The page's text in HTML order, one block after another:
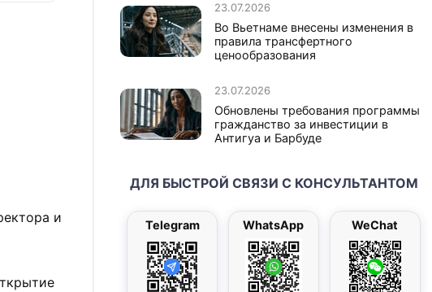
и
23.07.2026
Во Вьетнаме внесены изменения в
правила трансфертного
ценообразования
23.07.2026
Обновлены требования программы
гражданство за инвестиции в
Антигуа и Барбуде
ДЛЯ БЫСТРОЙ СВЯЗИ С КОНСУЛЬТАНТОМ
Telegram WhatsApp WeChat